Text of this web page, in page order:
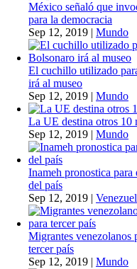
México señaló que
para la democracia
Sep 12, 2019 | Mundo
El cuchillo utilizado
irá al museo
Sep 12, 2019 | Mundo
La UE destina otros 10
Sep 12, 2019 | Mundo
Inameh pronostica para
del país
Sep 12, 2019 |
Migrantes venezolanos
tercer país
Sep 12, 2019 | Mundo